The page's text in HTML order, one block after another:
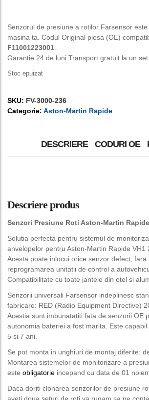
Senzorul de presiune a rotilor Farsensor
masina ta. Codul Original piesa (OE)
F11001223001
Garantie 24 de luni.Transport gratuit la un
Stoc epuizat
SKU: FV-3000-236
Categorie: Aston-Martin Rapide
DESCRIERE CODURI OE
Descriere produs
Senzori Presiune Roti Aston-Martin
Solutia perfecta pentru sistemul de
anvelopelor pentru Aston-Martin Rapide VH1
Acesta poate inlocui orice senzor defect, fara
reprogramarea unitatii de control a
Compatibilitate cu toate jantele din otel si
Senzorii universali Farsensor indeplinesc
fabricare: RED (Radio Equipment Directive)
Acestia sunt imbunatatiti fata de senzorii OE
autonomia bateriei a fost marita. Este
5 si 7 ani.
Se pot monta in unghiuri de montaj diferite:
Montarea sistemelor de monitorizare a
este obligatorie incepand cu data de 01
Daca doriti clonarea senzorilor de presiune
aveti doua seturi de roti va rugam sa ne